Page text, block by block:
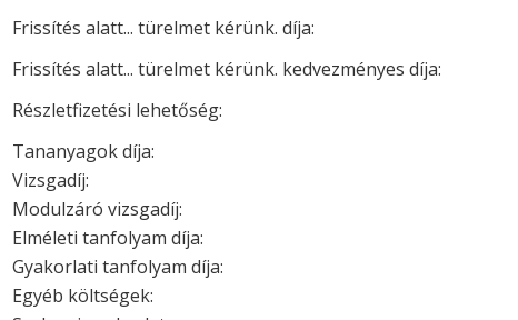
Frissítés alatt... türelmet kérünk. díja:
Frissítés alatt... türelmet kérünk. kedvezményes díja:
Részletfizetési lehetőség:
Tananyagok díja:
Vizsgadíj:
Modulzáró vizsgadíj:
Elméleti tanfolyam díja:
Gyakorlati tanfolyam díja:
Egyéb költségek: